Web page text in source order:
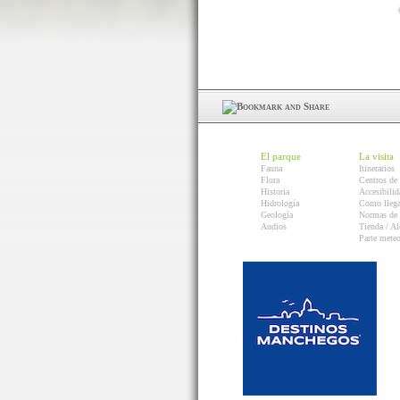
El parque
Fauna
Flora
Historia
Hidrología
Geología
Audios
La visita
Itinerarios
Centros de
Como
Normas
Tienda /
Parte